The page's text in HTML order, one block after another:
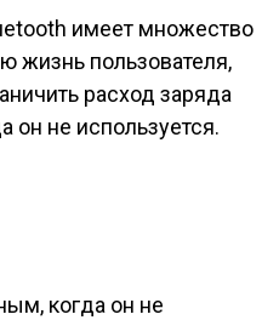
имеет множество
жизнь пользователя,
расход заряда
он не используется.
когда он не